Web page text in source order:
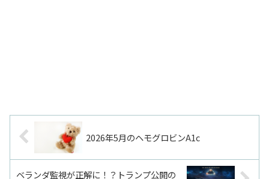
2026年5月のヘモグロビンA1c
ベランダ監視が正解に！？トランプ公開の